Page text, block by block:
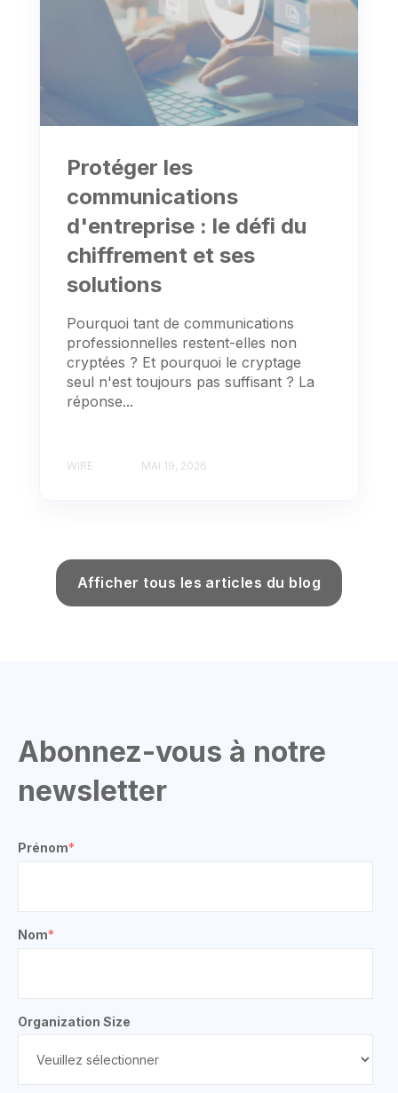
Protéger les
communications
d'entreprise : le défi du
chiffrement et ses
solutions
Pourquoi tant de communications
professionnelles restent-elles non
cryptées ? Et pourquoi le cryptage
seul n'est toujours pas suffisant ? La
réponse...
WIRE MAI 19, 2026
Afficher tous les articles du blog
Abonnez-vous à notre
newsletter
Prénom*
Nom*
Organization Size